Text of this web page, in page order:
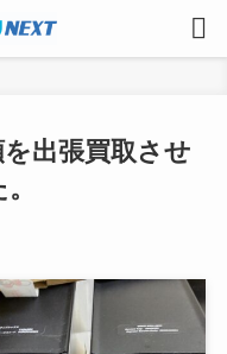
出張買取させ